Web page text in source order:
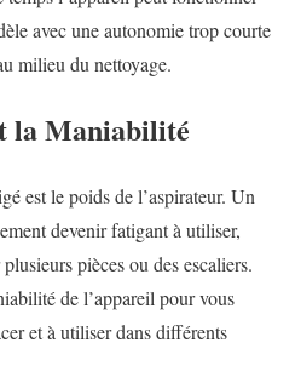
avec une autonomie trop courte
milieu du nettoyage.
la Maniabilité
est le poids de l’aspirateur. Un
devenir fatigant à utiliser,
pièces ou des escaliers.
de l’appareil pour vous
et à utiliser dans différents